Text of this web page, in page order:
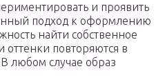
и проявить
подход к оформлению
найти собственное
оттенки повторяются в
любом случае образ